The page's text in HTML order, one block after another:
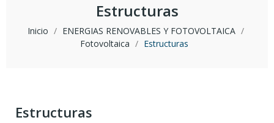
Estructuras
Inicio
ENERGIAS RENOVABLES Y FOTOVOLTAICA
Fotovoltaica
Estructuras
Estructuras